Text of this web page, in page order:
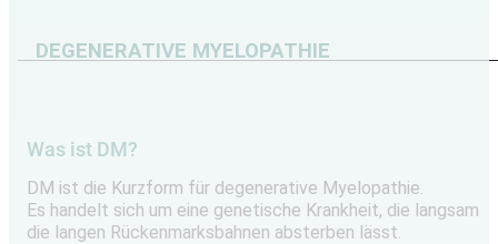
DEGENERATIVE MYELOPATHIE
Was ist DM?
DM ist die Kurzform für degenerative Myelopathie.
Es handelt sich um eine genetische Krankheit, die langsam
die langen Rückenmarksbahnen absterben lässt.